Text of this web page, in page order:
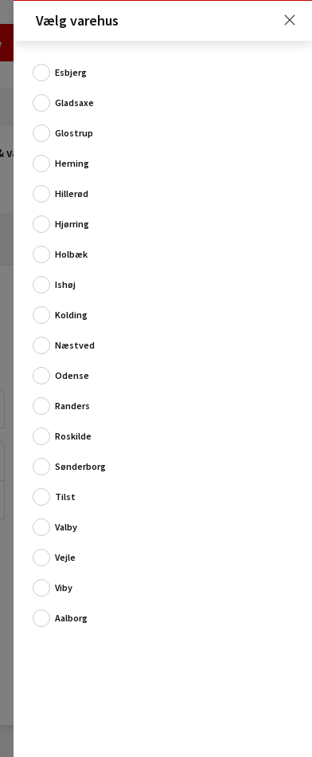
værksted
3 stk. fladdyser til sodablæser fra JWL.
Produktinformation:
Antal: 3 stk.
Vælg varehus
Esbjerg
Gladsaxe
Glostrup
Herning
Hillerød
Hjørring
Holbæk
Ishøj
Kolding
Næstved
Odense
Randers
Roskilde
Sønderborg
Tilst
Valby
Vejle
Viby
Aalborg